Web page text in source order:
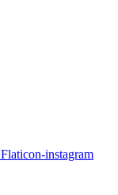
Flaticon-instagram